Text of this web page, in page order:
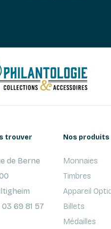
trouver
de Berne
03 69 81 57
Nos produits
Monnaies
Timbres
Appareil
Billets
Médailles